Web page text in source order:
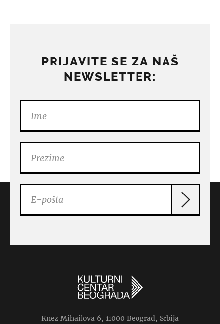
PRIJAVITE SE ZA NAŠ
NEWSLETTER:
Knez Mihailova 6, 11000 Beograd, Srbija